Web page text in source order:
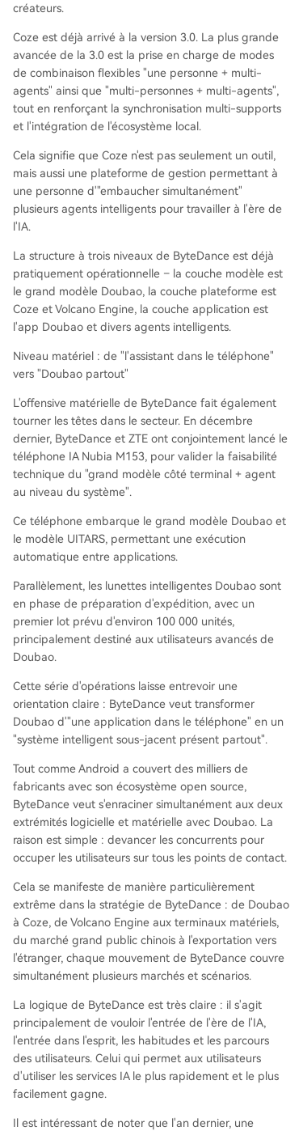
créateurs.
Coze est déjà arrivé à la version 3.0. La plus grande
avancée de la 3.0 est la prise en charge de modes
de combinaison flexibles "une personne + multi-
agents" ainsi que "multi-personnes + multi-agents",
tout en renforçant la synchronisation multi-supports
et l'intégration de l'écosystème local.
Cela signifie que Coze n'est pas seulement un outil,
mais aussi une plateforme de gestion permettant à
une personne d'"embaucher simultanément"
plusieurs agents intelligents pour travailler à l'ère de
l'IA.
La structure à trois niveaux de ByteDance est déjà
pratiquement opérationnelle – la couche modèle est
le grand modèle Doubao, la couche plateforme est
Coze et Volcano Engine, la couche application est
l'app Doubao et divers agents intelligents.
Niveau matériel : de "l'assistant dans le téléphone"
vers "Doubao partout"
L'offensive matérielle de ByteDance fait également
tourner les têtes dans le secteur. En décembre
dernier, ByteDance et ZTE ont conjointement lancé le
téléphone IA Nubia M153, pour valider la faisabilité
technique du "grand modèle côté terminal + agent
au niveau du système".
Ce téléphone embarque le grand modèle Doubao et
le modèle UITARS, permettant une exécution
automatique entre applications.
Parallèlement, les lunettes intelligentes Doubao sont
en phase de préparation d'expédition, avec un
premier lot prévu d'environ 100 000 unités,
principalement destiné aux utilisateurs avancés de
Doubao.
Cette série d'opérations laisse entrevoir une
orientation claire : ByteDance veut transformer
Doubao d'"une application dans le téléphone" en un
"système intelligent sous-jacent présent partout".
Tout comme Android a couvert des milliers de
fabricants avec son écosystème open source,
ByteDance veut s'enraciner simultanément aux deux
extrémités logicielle et matérielle avec Doubao. La
raison est simple : devancer les concurrents pour
occuper les utilisateurs sur tous les points de contact.
Cela se manifeste de manière particulièrement
extrême dans la stratégie de ByteDance : de Doubao
à Coze, de Volcano Engine aux terminaux matériels,
du marché grand public chinois à l'exportation vers
l'étranger, chaque mouvement de ByteDance couvre
simultanément plusieurs marchés et scénarios.
La logique de ByteDance est très claire : il s'agit
principalement de vouloir l'entrée de l'ère de l'IA,
l'entrée dans l'esprit, les habitudes et les parcours
des utilisateurs. Celui qui permet aux utilisateurs
d'utiliser les services IA le plus rapidement et le plus
facilement gagne.
Il est intéressant de noter que l'an dernier, une